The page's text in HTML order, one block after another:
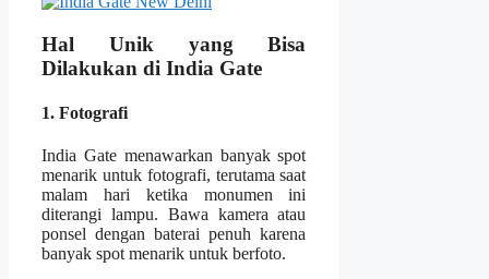
Hal Unik yang Bisa
Dilakukan di India Gate
1. Fotografi
India Gate menawarkan banyak spot
menarik untuk fotografi, terutama saat
malam hari ketika monumen ini
diterangi lampu. Bawa kamera atau
ponsel dengan baterai penuh karena
banyak spot menarik untuk berfoto.